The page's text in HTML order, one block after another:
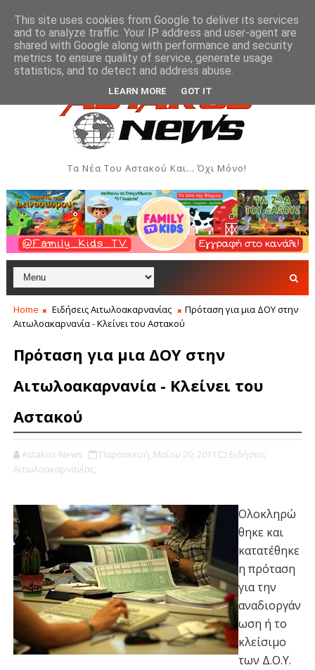
Έκθεση Τοπικών Προϊόντων και Δημιουργιών ΑΣΤΑΚΌΣ
Τα Νέα Του Αστακού Και... Όχι Μόνο!
Home Ειδήσεις Αιτωλοακαρνανίας
Πρόταση για μια ΔΟΥ στην
Αιτωλοακαρνανία - Κλείνει του Αστακού
Πρόταση για μια ΔΟΥ στην
Αιτωλοακαρνανία - Κλείνει του
Αστακού
Astakos-News Παρασκευή, Μαΐου 20, 2011
Ειδήσεις
Αιτωλοακαρνανίας,
Ολοκληρώ
θηκε και
κατατέθηκε
η πρόταση
για την
αναδιοργάν
ωση ή το
κλείσιμο
των Δ.Ο.Υ.
This site uses cookies from Google to deliver its services
and to analyze traffic. Your IP address and user-agent are
shared with Google along with performance and security
metrics to ensure quality of service, generate usage
statistics, and to detect and address abuse.
LEARN MORE GOT IT